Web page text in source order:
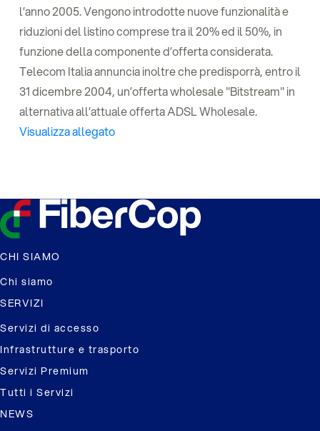
l’anno 2005. Vengono introdotte nuove funzionalità e
riduzioni del listino comprese tra il 20% ed il 50%, in
funzione della componente d’offerta considerata.
Telecom Italia annuncia inoltre che predisporrà, entro il
31 dicembre 2004, un’offerta wholesale "Bitstream" in
alternativa all’attuale offerta ADSL Wholesale.
Visualizza allegato
CHI SIAMO
Chi siamo
SERVIZI
Servizi di accesso
Infrastrutture e trasporto
Servizi Premium
Tutti i Servizi
NEWS